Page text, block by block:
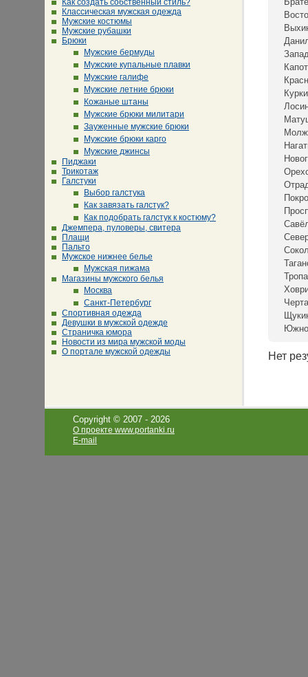
Как создать собственный стиль?
Классическая мужская одежда
Мужские костюмы
Мужские рубашки
Брюки
Мужские бермуды
Мужские купальные плавки
Мужские галифе
Мужские летние брюки
Кожаные штаны
Мужские брюки милитари
Зауженные мужские брюки
Мужские брюки карго
Мужские джинсы
Пиджаки
Трикотаж
Галстуки
Выбор галстука
Как завязать галстук?
Как подобрать галстук к костюму?
Джемпера, пуловеры, свитера
Плащи
Пальто
Мужское нижнее белье
Мужская пижама
Магазины мужского белья
Москва
Санкт-Петербург
Спортивная одежда
Девушки в мужской одежде
Страничка юмора
Новости из мира мужской моды
О портале мужской одежды
Нет
Copyright © 2007 - 2026
О проекте www.portanki.ru
E-mail